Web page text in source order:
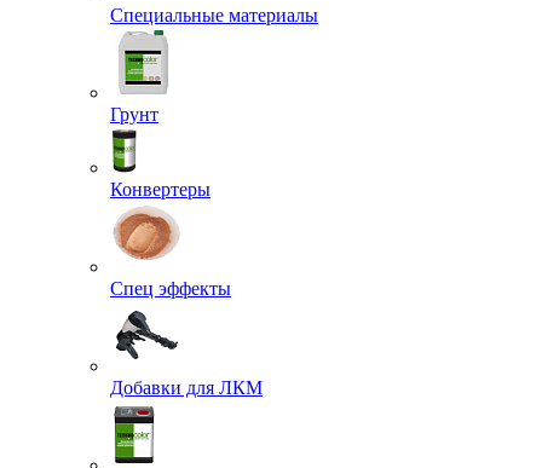
Специальные материалы
Грунт
Конвертеры
Спец эффекты
Добавки для ЛКМ